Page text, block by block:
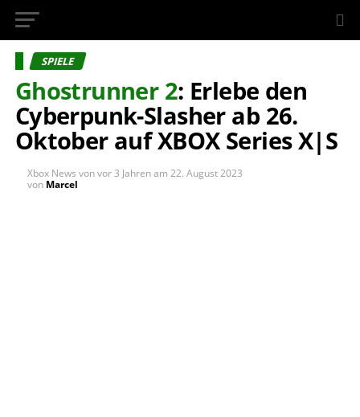
InsideXbox.de
SPIELE
Ghostrunner 2: Erlebe den
Cyberpunk-Slasher ab 26.
Oktober auf XBOX Series X|S
Xbox News vonvor 3 Jahrenam 22. August 2023
von Marcel